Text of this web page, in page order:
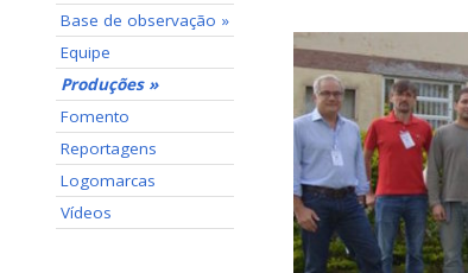
Base de observação »
Equipe
Produções »
Fomento
Reportagens
Logomarcas
Vídeos